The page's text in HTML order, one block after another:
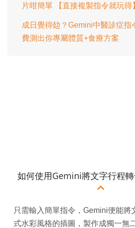
片咁簡單 【直接複製指令就玩得
成日覺得攰？Gemini中醫診症指
費測出你專屬體質+食療方案
如何使用Gemini將文字行程轉
只需輸入簡單指令，Gemini便能將
式水彩風格的插圖，製作成獨一無